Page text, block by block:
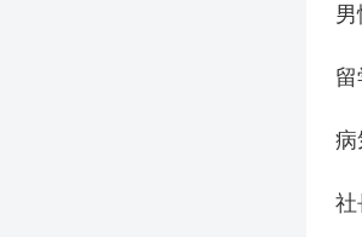
留
病
社